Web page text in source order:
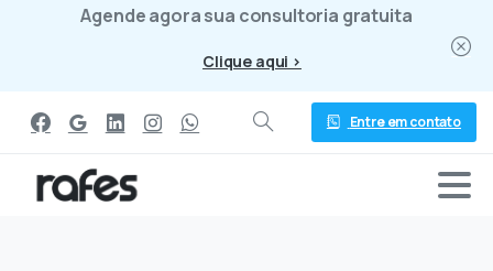
Agende agora sua consultoria gratuita
Clique aqui >
Entre em contato